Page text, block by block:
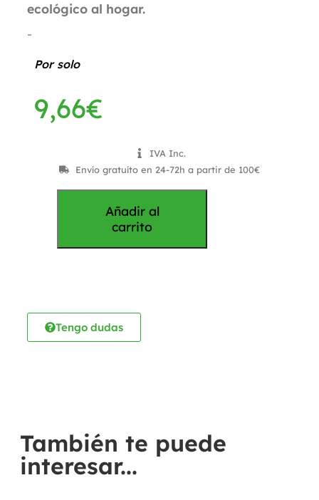
ecológico al hogar.
-
Por solo
9,66€
IVA Inc.
Envío gratuíto en 24-72h a partir de 100€
Añadir al
carrito
Tengo dudas
También te puede
interesar...